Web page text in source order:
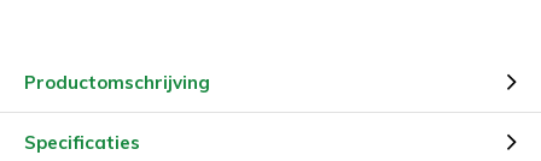
Productomschrijving
Specificaties